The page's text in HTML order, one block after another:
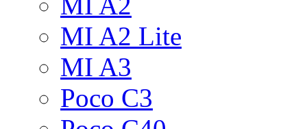
MI A2 Lite
MI A3
Poco C3